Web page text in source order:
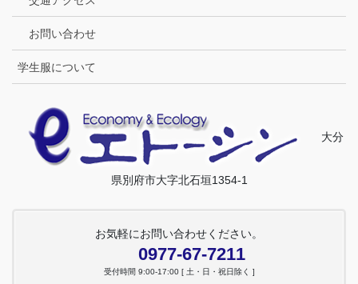
お問い合わせ
学生服について
大分
県別府市大字北石垣1354-1
お気軽にお問い合わせください。
0977-67-7211
受付時間 9:00-17:00 [ 土・日・祝日除く ]